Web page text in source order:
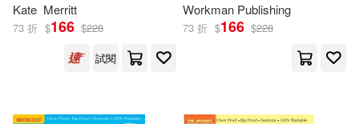
Kate Merritt
73 折 $166 $228
試閱
Workman Publishing
73 折 $166 $228